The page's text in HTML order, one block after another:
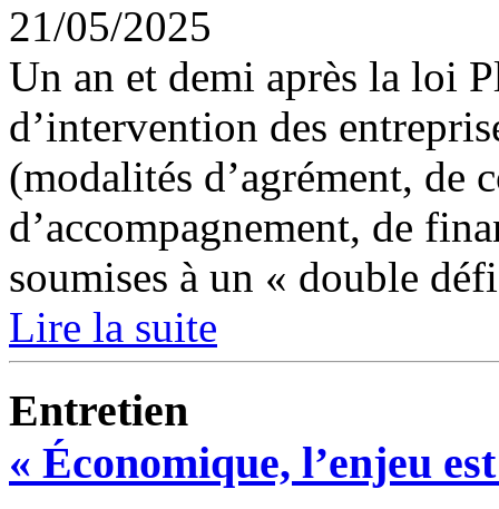
21/05/2025
Un an et demi après la loi
d’intervention des
(modalités d’agrément, de
d’accompagnement, de
soumises à un « double
Lire la suite
Entretien
« Économique, l’enjeu